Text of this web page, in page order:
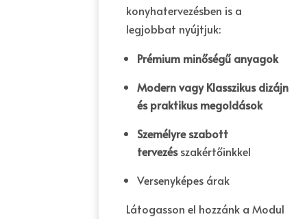
konyhatervezésben is a
legjobbat nyújtjuk:
Prémium minőségű anyagok
Modern vagy Klasszikus dizájn
és praktikus megoldások
Személyre szabott
tervezésszakértőinkkel
Versenyképes árak
Látogasson el hozzánk a Modul